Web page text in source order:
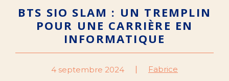
BTS SIO SLAM : UN TREMPLIN
POUR UNE CARRIÈRE EN
INFORMATIQUE
4 septembre 2024 Fabrice